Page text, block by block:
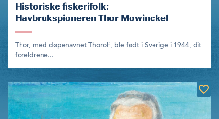
Historiske fiskerifolk:
Havbrukspioneren Thor Mowinckel
Thor, med døpenavnet Thorolf, ble født i Sverige i 1944, dit
foreldrene...